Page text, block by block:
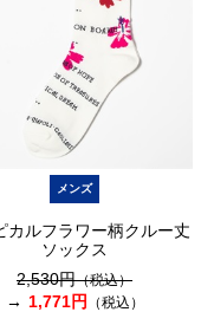
メンズ
カルフラワー柄クルー丈
ソックス
2,530円（税込）
1,771円 （税込）